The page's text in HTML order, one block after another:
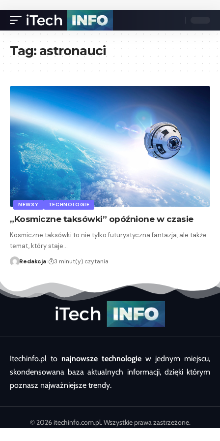
Tag: astronauci
NEWSY TECHNOLOGIE
„Kosmiczne taksówki” opóźnione w czasie
Kosmiczne taksówki to nie tylko futurystyczna fantazja, ale także
temat, który staje…
Redakcja 3 minut(y) czytania
Itechinfo.pl to najnowsze technologie w jednym miejscu,
skondensowana baza aktualnych informacji, dzięki którym
poznasz najważniejsze trendy.
© 2026 itechinfo.com.pl. Wszystkie prawa zastrzeżone.